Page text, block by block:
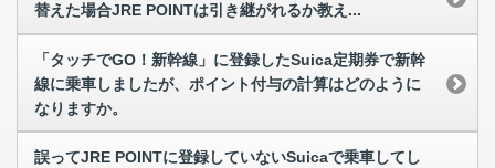
替えた場合JRE POINTは引き継がれるか教え...
「タッチでGO！新幹線」に登録したSuica定期券で新幹
線に乗車しましたが、ポイント付与の計算はどのように
なりますか。
誤ってJRE POINTに登録していないSuicaで乗車してし